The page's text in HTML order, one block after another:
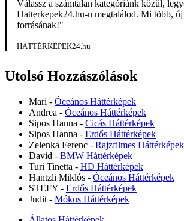
Válassz a számtalan kategóriánk közül,
Hatterkepek24.hu-n megtalálod. Mi több,
forrásának!"
HÁTTÉRKÉPEK24.hu
Utolsó Hozzászólások
Mari - Óceános Háttérképek
Andrea - Óceános Háttérképek
Sipos Hanna - Cicás Háttérképek
Sipos Hanna - Erdős Háttérképek
Zelenka Ferenc - Rajzfilmes Háttérképek
David - BMW Háttérképek
Turi Tinetta - HD Háttérképek
Hantzli Miklós - Óceános Háttérképek
STEFY - Erdős Háttérképek
Judit - Mókus Háttérképek